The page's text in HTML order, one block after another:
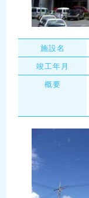
施設名
竣工年月
概要